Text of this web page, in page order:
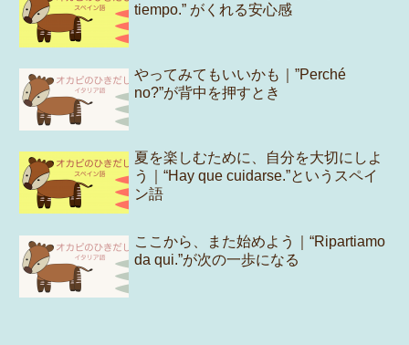
tiempo.” がくれる安心感
やってみてもいいかも｜”Perché
no?”が背中を押すとき
夏を楽しむために、自分を大切にしよ
う｜“Hay que cuidarse.”というスペイ
ン語
ここから、また始めよう｜“Ripartiamo
da qui.”が次の一歩になる